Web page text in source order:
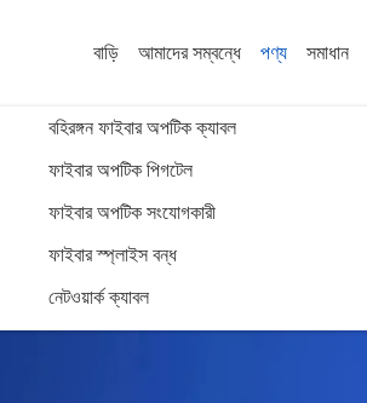
বাড়ি আমাদের সম্বন্ধে পণ্য
বহিরঙ্গন ফাইবার অপটিক ক্যাবল
ফাইবার অপটিক পিগটেল
ফাইবার অপটিক সংযোগকারী
ফাইবার স্প্লাইস বন্ধ
নেটওয়ার্ক ক্যাবল
সমাধান
অনুসন্ধান ফলাফল